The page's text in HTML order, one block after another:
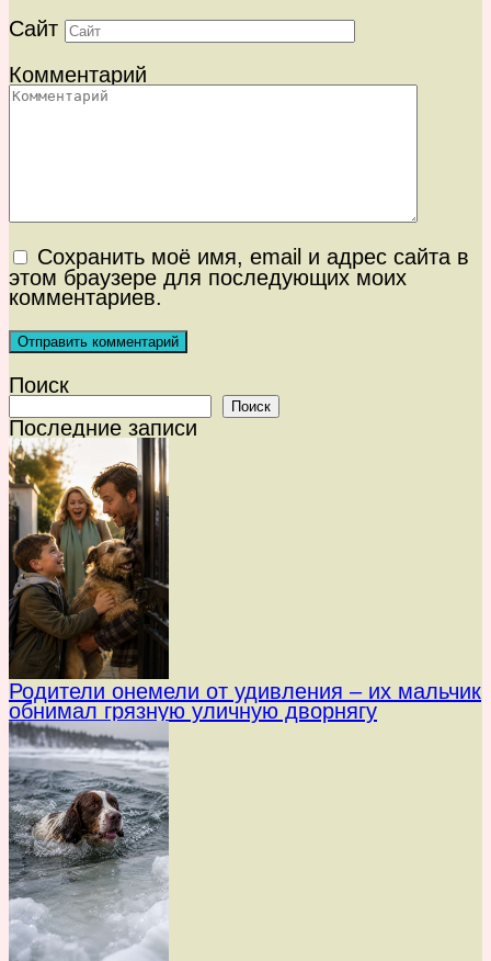
Сайт
Комментарий
Сохранить моё имя, email и адрес сайта в
этом браузере для последующих моих
комментариев.
Поиск
Поиск
Последние записи
Родители онемели от удивления – их мальчик
обнимал грязную уличную дворнягу